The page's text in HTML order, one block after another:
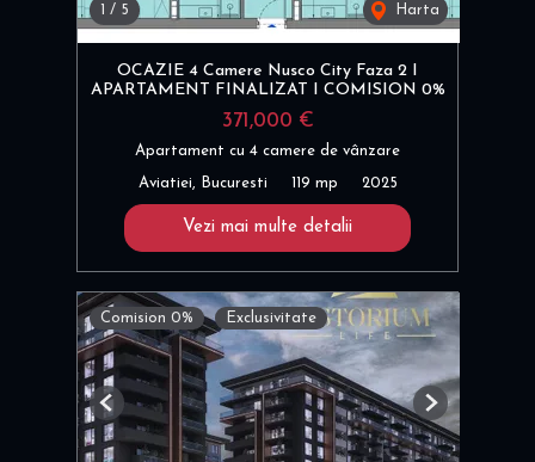
1 / 5 Harta
OCAZIE 4 Camere Nusco City Faza 2 I
APARTAMENT FINALIZAT I COMISION 0%
371,000 €
Apartament cu 4 camere de vânzare
Aviatiei, Bucuresti 119 mp 2025
Vezi mai multe detalii
Comision 0% Exclusivitate
Previous Next